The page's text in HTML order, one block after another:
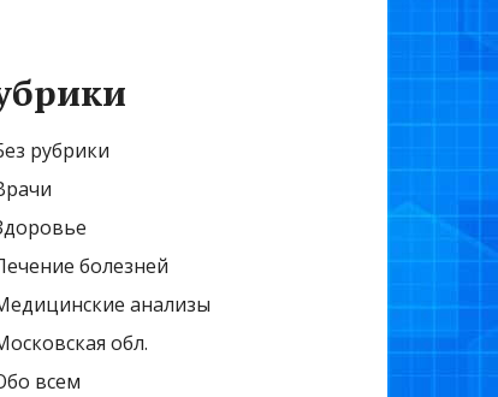
рубрики
болезней
анализы
обл.
всем